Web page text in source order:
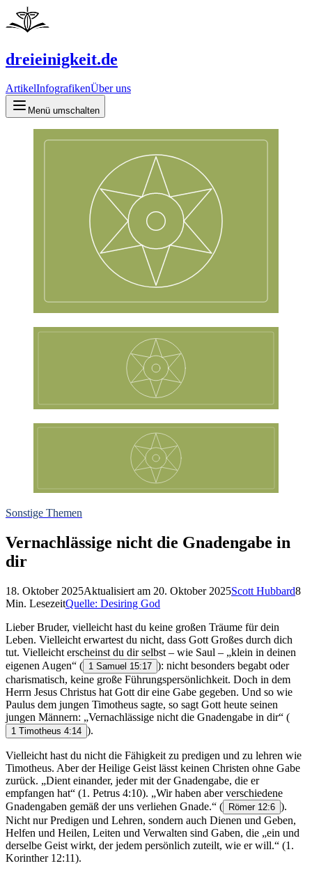
dreieinigkeit.de
ArtikelInfografikenÜber uns
Menü umschalten
Sonstige Themen
Vernachlässige nicht die Gnadengabe in
dir
18. Oktober 2025Aktualisiert am 20. Oktober 2025Scott Hubbard8
Min. LesezeitQuelle: Desiring God
Lieber Bruder, vielleicht hast du keine großen Träume für dein
Leben. Vielleicht erwartest du nicht, dass Gott Großes durch dich
tut. Vielleicht erscheinst du dir selbst – wie Saul – „klein in deinen
eigenen Augen“ ( 1 Samuel 15:17 ): nicht besonders begabt oder
charismatisch, keine große Führungspersönlichkeit. Doch in dem
Herrn Jesus Christus hat Gott dir eine Gabe gegeben. Und so wie
Paulus dem jungen Timotheus sagte, so sagt Gott heute seinen
jungen Männern: „Vernachlässige nicht die Gnadengabe in dir“ (
1 Timotheus 4:14 ).
Vielleicht hast du nicht die Fähigkeit zu predigen und zu lehren wie
Timotheus. Aber der Heilige Geist lässt keinen Christen ohne Gabe
zurück. „Dient einander, jeder mit der Gnadengabe, die er
empfangen hat“ (‭‭1. Petrus‬ ‭4‬:‭10‬). „Wir haben aber verschiedene
Gnadengaben gemäß der uns verliehen Gnade.“ ( Römer 12:6 ).
Nicht nur Predigen und Lehren, sondern auch Dienen und Geben,
Helfen und Heilen, Leiten und Verwalten sind Gaben, die „ein und
derselbe Geist wirkt, der jedem persönlich zuteilt, wie er will.“ (‭‭1.
Korinther‬ ‭12‬:‭11‬).